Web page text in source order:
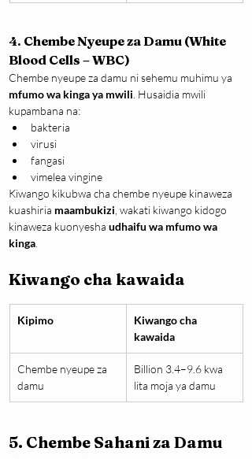
4. Chembe Nyeupe za Damu (White
Blood Cells – WBC)
Chembe nyeupe za damu ni sehemu muhimu ya
mfumo wa kinga ya mwili . Husaidia mwili
kupambana na:
bakteria
virusi
fangasi
vimelea vingine
Kiwango kikubwa cha chembe nyeupe kinaweza
kuashiria maambukizi , wakati kiwango kidogo
kinaweza kuonyesha udhaifu wa mfumo wa
kinga
Kiwango cha kawaida
Kipimo
Kiwango cha
kawaida
Chembe nyeupe za
damu
Billion 3.4–9.6 kwa
lita moja ya damu
5. Chembe Sahani za Damu